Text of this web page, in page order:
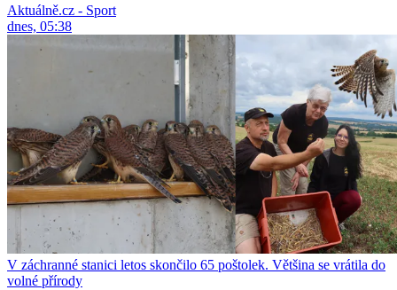
Aktuálně.cz - Sport
dnes, 05:38
V záchranné stanici letos skončilo 65 poštolek. Většina se vrátila do
volné přírody